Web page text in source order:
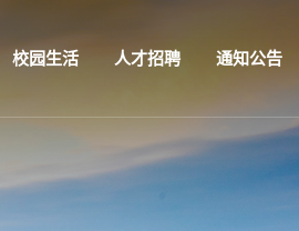
校园生活 人才招聘 通知公告